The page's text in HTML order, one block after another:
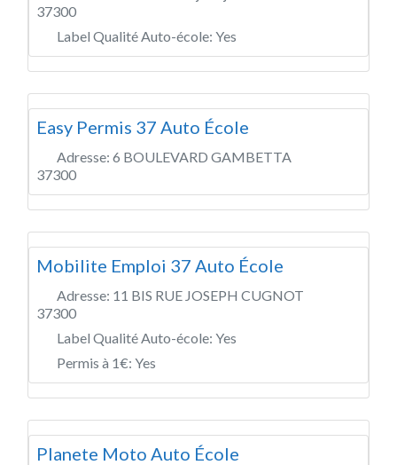
37300
Label Qualité Auto-école: Yes
Easy Permis 37 Auto École
Adresse: 6 BOULEVARD GAMBETTA
37300
Mobilite Emploi 37 Auto École
Adresse: 11 BIS RUE JOSEPH CUGNOT
37300
Label Qualité Auto-école: Yes
Permis à 1€: Yes
Planete Moto Auto École